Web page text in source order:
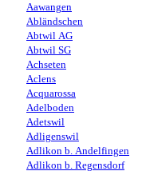
Aawangen
Abländschen
Abtwil AG
Abtwil SG
Achseten
Aclens
Acquarossa
Adelboden
Adetswil
Adligenswil
Adlikon b. Andelfingen
Adlikon b. Regensdorf